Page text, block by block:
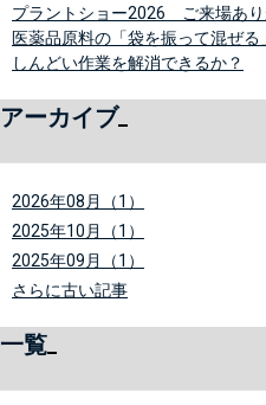
プラントショー2026 ご来場あり
医薬品原料の「袋を振って混ぜ
しんどい作業を解消できるか？
アーカイブ
2026年08月（1）
2025年10月（1）
2025年09月（1）
さらに古い記事
一覧